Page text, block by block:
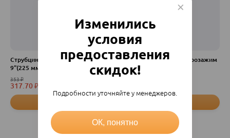
Струбцина нейлон быстрозажим
9"(225 мм,) FIT
353₽
317.70₽
Струбцина нейлон быстрозажим
6"(150мм) FIT
Изменились
условия
предоставления
скидок!
Подробности уточняйте у менеджеров.
ОК, понятно